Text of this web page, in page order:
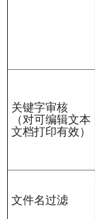
关键字审核
（对可编辑文本
文档打印有效）
文件名过滤